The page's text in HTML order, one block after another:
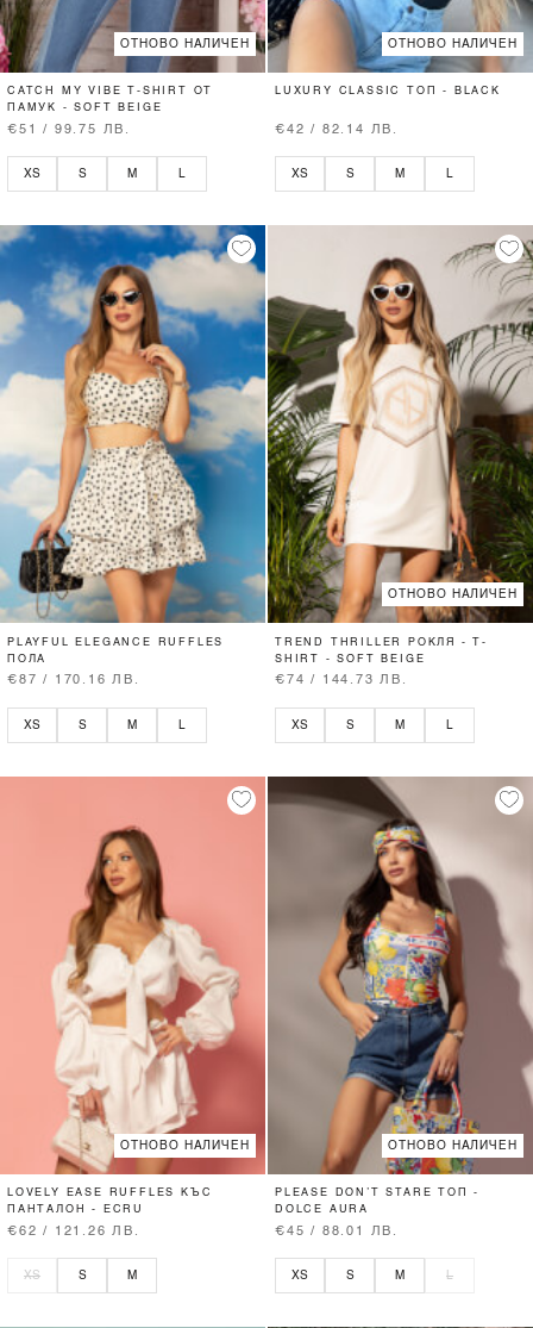
ОТНОВО НАЛИЧЕН
CATCH MY VIBE T-SHIRT ОТ
ПАМУК - SOFT BEIGE
€51 / 99.75 ЛВ.
XS S M
ОТНОВО НАЛИЧЕН
LUXURY CLASSIC ТОП - BLACK
€42 / 82.14 ЛВ.
XS S M
PLAYFUL ELEGANCE RUFFLES
ПОЛА
€87 / 170.16 ЛВ.
XS S M
ОТНОВО НАЛИЧЕН
TREND THRILLER РОКЛЯ - T-
SHIRT - SOFT BEIGE
€74 / 144.73 ЛВ.
XS S M
ОТНОВО НАЛИЧЕН
LOVELY EASE RUFFLES КЪС
ПАНТАЛОН - ECRU
€62 / 121.26 ЛВ.
XS S M
ОТНОВО НАЛИЧЕН
PLEASE DON’T STARE ТОП -
DOLCE AURA
€45 / 88.01 ЛВ.
XS S M L